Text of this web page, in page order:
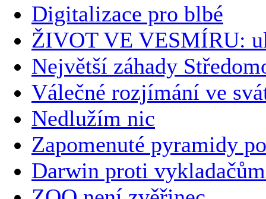
Digitalizace pro blbé
ŽIVOT VE VESMÍRU:
Největší záhady
Válečné rozjímání ve
Nedlužím nic
Zapomenuté pyramidy
Darwin proti